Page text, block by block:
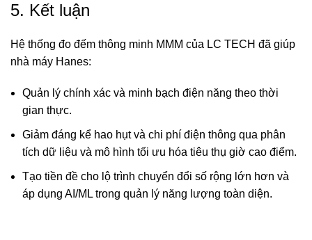
5. Kết luận
Hệ thống đo đếm thông minh MMM của LC TECH đã giúp
nhà máy Hanes:
Quản lý chính xác và minh bạch điện năng theo thời
gian thực.
Giảm đáng kể hao hụt và chi phí điện thông qua phân
tích dữ liệu và mô hình tối ưu hóa tiêu thụ giờ cao điểm.
Tạo tiền đề cho lộ trình chuyển đổi số rộng lớn hơn và
áp dụng AI/ML trong quản lý năng lượng toàn diện.